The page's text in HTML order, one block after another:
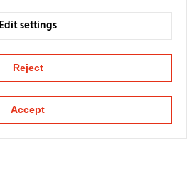
Edit settings
Reject
Accept